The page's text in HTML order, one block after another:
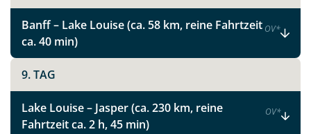
Banff – Lake Louise (ca. 58 km, reine Fahrtzeit
ca. 40 min)
OV*
9. TAG
Lake Louise – Jasper (ca. 230 km, reine
Fahrtzeit ca. 2 h, 45 min)
OV*